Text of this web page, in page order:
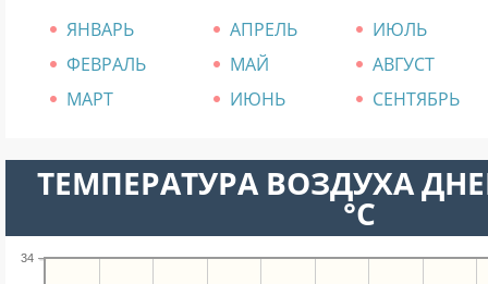
ЯНВАРЬ АПРЕЛЬ
ИЮЛЬ
ФЕВРАЛЬ
МАЙ
АВГУСТ
МАРТ
ИЮНЬ СЕНТЯБРЬ
ТЕМПЕРАТУРА ВОЗДУХА
°C
34